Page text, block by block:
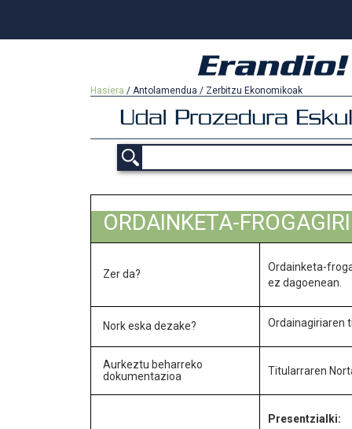
Hasiera / Antolamendua / Zerbitzu Ekonomikoak
ORDAINKETA-
Zer da?
Ordainketa-
ez dagoenean.
Nork eska dezake? Ordainagiriaren
Aurkeztu beharreko
dokumentazioa
Titularraren
Presentzialki: